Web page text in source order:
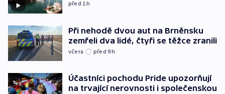
před 1h
Při nehodě dvou aut na Brněnsku
zemřeli dva lidé, čtyři se těžce zranili
včera před 9h
Účastníci pochodu Pride upozorňují
na trvající nerovnosti i společenskou